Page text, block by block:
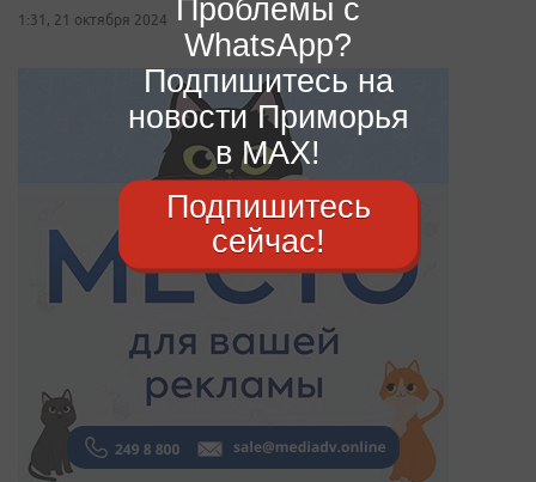
1:31, 21 октября 2024
Проблемы с
WhatsApp?
Подпишитесь на
новости Приморья
в MAX!
Подпишитесь
сейчас!